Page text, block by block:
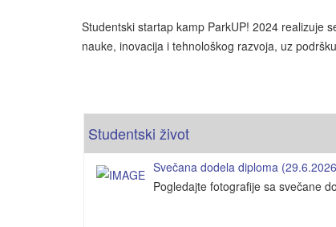
Studentski startap kamp ParkUP! 2024 realizuje
nauke, inovacija i tehnološkog razvoja, uz
Studentski život
Svečana dodela diploma
Pogledajte fotografije sa svečane